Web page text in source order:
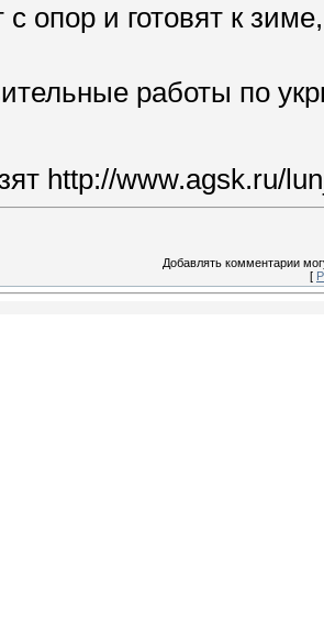
опор и готовят к
работы по
http://www.agsk.ru/
Добавлять комментарии
[